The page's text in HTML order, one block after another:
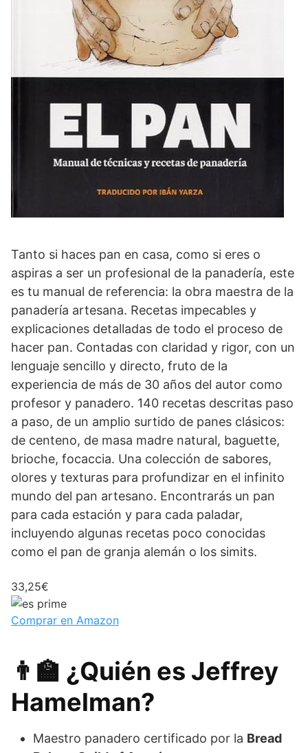
Tanto si haces pan en casa, como si eres o
aspiras a ser un profesional de la panadería, este
es tu manual de referencia: la obra maestra de la
panadería artesana. Recetas impecables y
explicaciones detalladas de todo el proceso de
hacer pan. Contadas con claridad y rigor, con un
lenguaje sencillo y directo, fruto de la
experiencia de más de 30 años del autor como
profesor y panadero. 140 recetas descritas paso
a paso, de un amplio surtido de panes clásicos:
de centeno, de masa madre natural, baguette,
brioche, focaccia. Una colección de sabores,
olores y texturas para profundizar en el infinito
mundo del pan artesano. Encontrarás un pan
para cada estación y para cada paladar,
incluyendo algunas recetas poco conocidas
como el pan de granja alemán o los simits.
33,25€
Comprar en Amazon
👨‍🏫 ¿Quién es Jeffrey
Hamelman?
Maestro panadero certificado por la Bread